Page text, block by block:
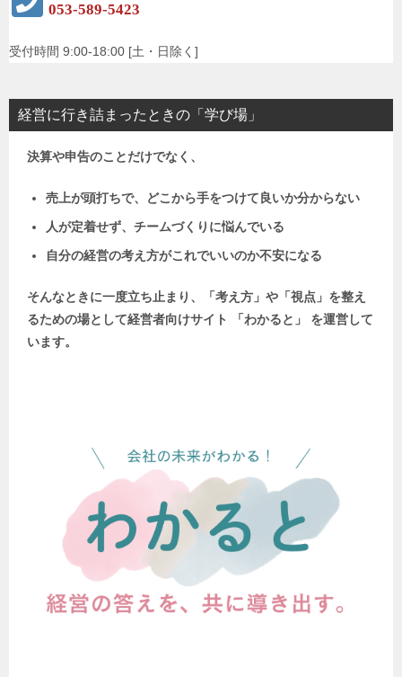
053-589-5423
受付時間 9:00-18:00 [土・日除く]
経営に行き詰まったときの「学び場」
決算や申告のことだけでなく、
売上が頭打ちで、どこから手をつけて良いか分からない
人が定着せず、チームづくりに悩んでいる
自分の経営の考え方がこれでいいのか不安になる
そんなときに一度立ち止まり、「考え方」や「視点」を整え
るための場として経営者向けサイト 「わかると」 を運営して
います。